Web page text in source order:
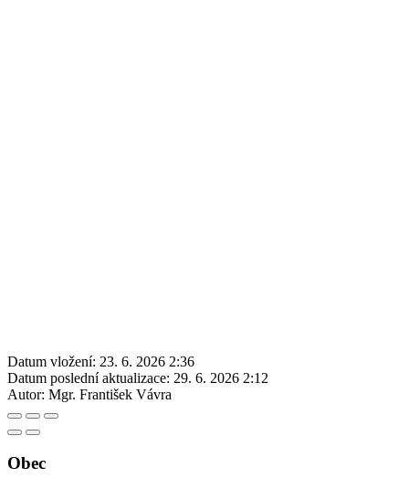
Datum vložení: 23. 6. 2026 2:36
Datum poslední aktualizace: 29. 6. 2026 2:12
Autor: Mgr. František Vávra
Obec